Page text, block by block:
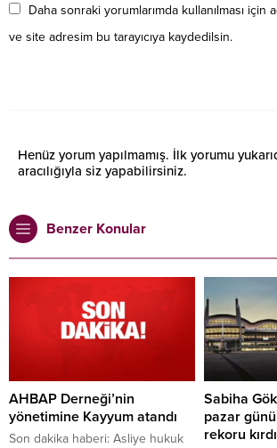
Daha sonraki yorumlarımda kullanılması için
ve site adresim bu tarayıcıya kaydedilsin.
Henüz yorum yapılmamış. İlk yorumu
aracılığıyla siz yapabilirsiniz.
Benzer Konular
AHBAP Derneği’nin
yönetimine Kayyum atandı
Son dakika haberi: Asliye hukuk
Sabiha
pazar
rekoru kırdı